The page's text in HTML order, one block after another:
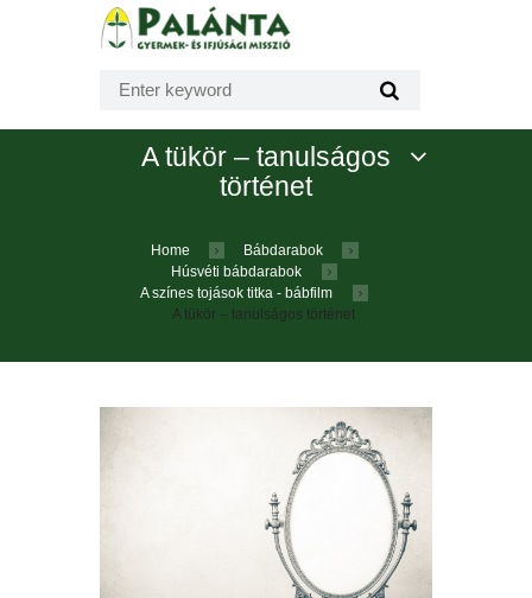
A tükör – tanulságos
történet
Home
Bábdarabok
Húsvéti bábdarabok
A színes tojások titka - bábfilm
A tükör – tanulságos történet